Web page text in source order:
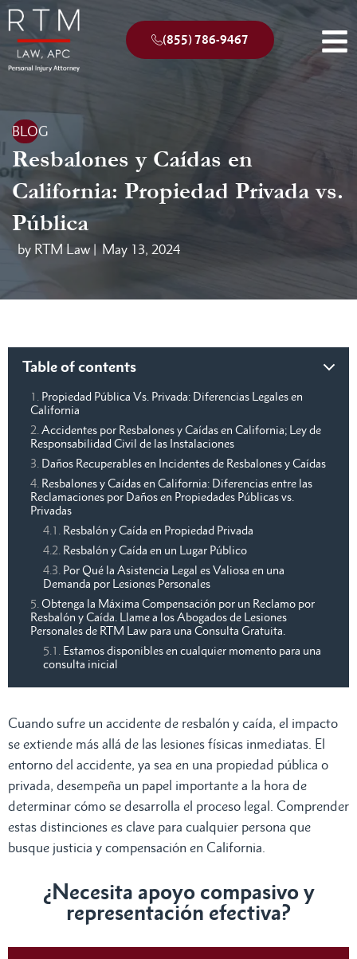
(855) 786-9467
BLOG
Resbalones y Caídas en
California: Propiedad Privada vs.
Pública
by RTM Law | May 13, 2024
Table of contents
Propiedad Pública Vs. Privada: Diferencias Legales en
California
Accidentes por Resbalones y Caídas en California; Ley de
Responsabilidad Civil de las Instalaciones
Daños Recuperables en Incidentes de Resbalones y Caídas
Resbalones y Caídas en California: Diferencias entre las
Reclamaciones por Daños en Propiedades Públicas vs.
Privadas
Resbalón y Caída en Propiedad Privada
Resbalón y Caída en un Lugar Público
Por Qué la Asistencia Legal es Valiosa en una
Demanda por Lesiones Personales
Obtenga la Máxima Compensación por un Reclamo por
Resbalón y Caída. Llame a los Abogados de Lesiones
Personales de RTM Law para una Consulta Gratuita.
Estamos disponibles en cualquier momento para una
consulta inicial
Cuando sufre un accidente de resbalón y caída, el impacto
se extiende más allá de las lesiones físicas inmediatas. El
entorno del accidente, ya sea en una propiedad pública o
privada, desempeña un papel importante a la hora de
determinar cómo se desarrolla el proceso legal. Comprender
estas distinciones es clave para cualquier persona que
busque justicia y compensación en California.
¿Necesita apoyo compasivo y
representación efectiva?